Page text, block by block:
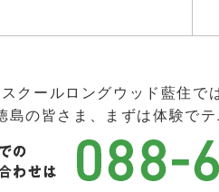
クールロングウッド藍住で
島の皆さま、まずは体験でテ